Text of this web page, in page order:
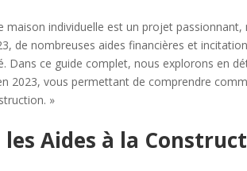
maison individuelle est un projet
de nombreuses aides financières et
Dans ce guide complet, nous explorons en
2023, vous permettant de comprendre
»
les Aides à la